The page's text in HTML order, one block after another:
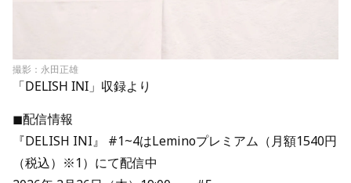
撮影：永田正雄
「DELISH INI」収録より
◼︎配信情報
『DELISH INI』 #1~4はLeminoプレミアム（月額1540円
（税込）※1）にて配信中